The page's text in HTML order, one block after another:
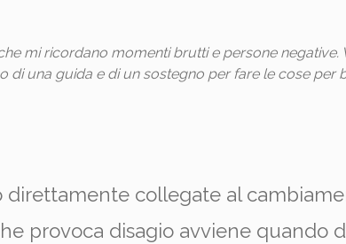
mi ricordano momenti brutti e persone negative.
di una guida e di un sostegno per fare le cose per
direttamente collegate al
provoca disagio avviene quando